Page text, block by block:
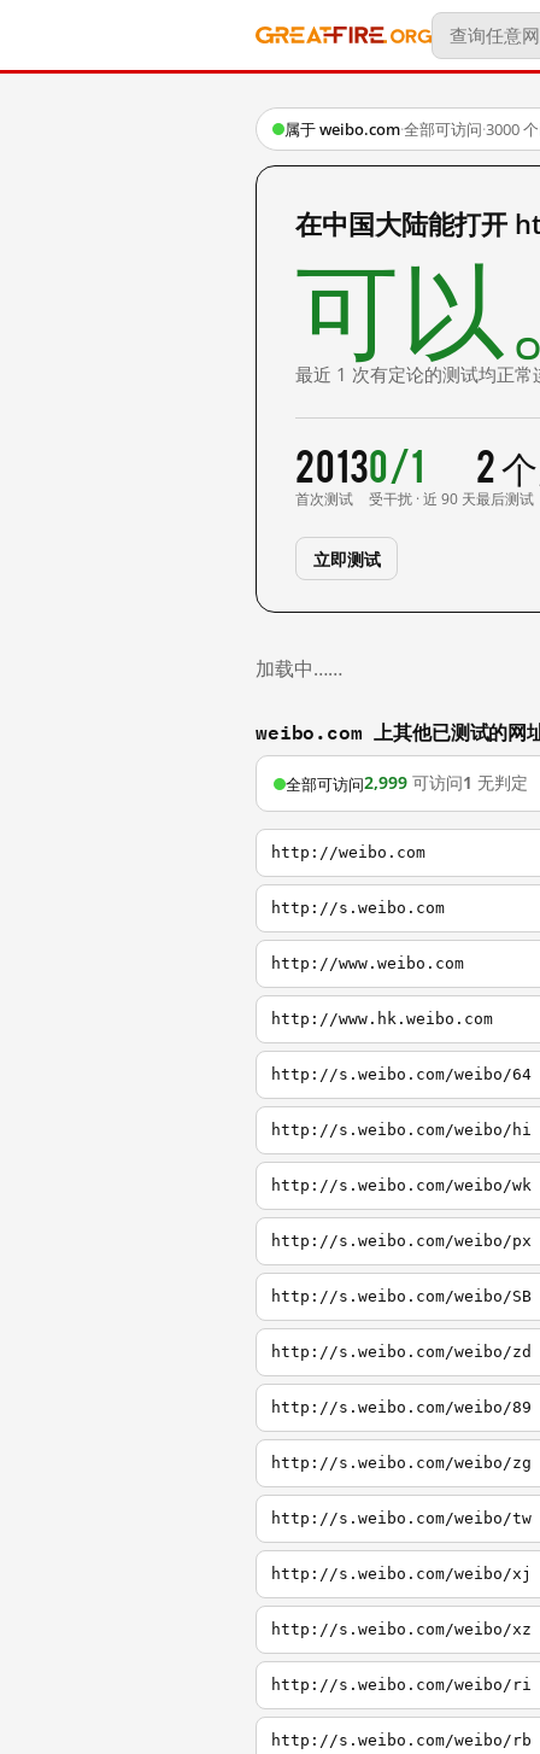
属于 weibo.com·全部可访问·3000
在中国大陆能打开
可以
最近 1 次有定论的测试均正常
2013
首次测试
0/1
受干扰 · 近 90 天
2
最后测试
立即测试
加载中……
weibo.com 上其他已测试的网
全部可访问2,999 可访问1 无判定
http://weibo.com
http://s.weibo.com
http://www.weibo.com
http://www.hk.weibo.com
http://s.weibo.com/weibo/64
http://s.weibo.com/weibo/hi
http://s.weibo.com/weibo/wk
http://s.weibo.com/weibo/px
http://s.weibo.com/weibo/SB
http://s.weibo.com/weibo/zd
http://s.weibo.com/weibo/89
http://s.weibo.com/weibo/zg
http://s.weibo.com/weibo/tw
http://s.weibo.com/weibo/xj
http://s.weibo.com/weibo/xz
http://s.weibo.com/weibo/ri
http://s.weibo.com/weibo/rb